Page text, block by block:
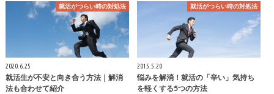
就活がつらい時の対処法
2020.6.25
就活生が不安と向き合う方法｜解消
法も合わせて紹介
就活がつらい時の対処法
2015.5.20
悩みを解消！就活の「辛い」気持ち
を軽くする5つの方法